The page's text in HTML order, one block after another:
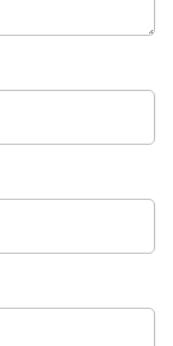
สั่นสะเทือน!
เพื่อขายหนังสือ
งความลับ การสมคบ
สุดมันส์แบบไม่ทันตั้ง